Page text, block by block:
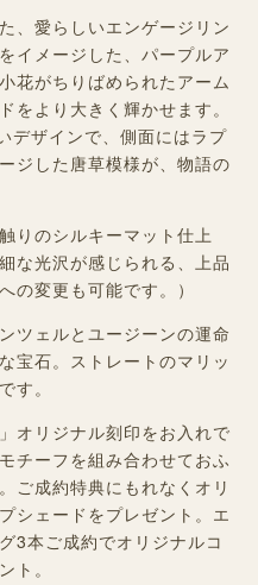
、愛らしいエンゲージリン
イメージした、パープルア
花がちりばめられたアーム
をより大きく輝かせます。
デザインで、側面にはラプ
ジした唐草模様が、物語の
りのシルキーマット仕上
な光沢が感じられる、上品
の変更も可能です。）
ツェルとユージーンの運命
宝石。ストレートのマリッ
す。
オリジナル刻印をお入れで
チーフを組み合わせておふ
ご成約特典にもれなくオリ
シェードをプレゼント。エ
3本ご成約でオリジナルコ
ト。